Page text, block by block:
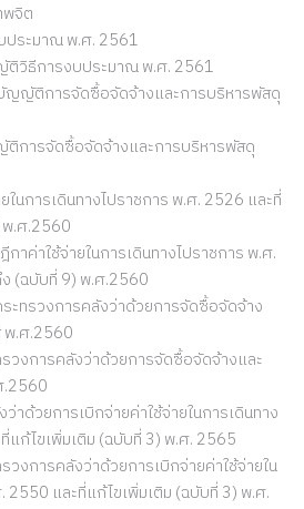
พจิต
ระมาณ พ.ศ. 2561
วิธีการงบประมาณ พ.ศ. 2561
ญญัติการจัดซื้อจัดจ้างและการบริหารพัสดุ
การจัดซื้อจัดจ้างและการบริหารพัสดุ
นการเดินทางไปราชการ พ.ศ. 2526 และที่
พ.ศ.2560
ค่าใช้จ่ายในการเดินทางไปราชการ พ.ศ.
(ฉบับที่ 9) พ.ศ.2560
ะทรวงการคลังว่าด้วยการจัดซื้อจัดจ้าง
พ.ศ.2560
วงการคลังว่าด้วยการจัดซื้อจัดจ้างและ
าด้วยการเบิกจ่ายค่าใช้จ่ายในการเดินทาง
แก้ไขเพิ่มเติม (ฉบับที่ 3) พ.ศ. 2565
งการคลังว่าด้วยการเบิกจ่ายค่าใช้จ่ายใน
2550 และที่แก้ไขเพิ่มเติม (ฉบับที่ 3) พ.ศ.